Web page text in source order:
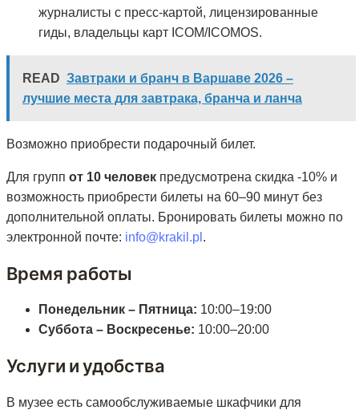
журналисты с пресс-картой, лицензированные
гиды, владельцы карт ICOM/ICOMOS.
READ Завтраки и бранч в Варшаве 2026 –
лучшие места для завтрака, бранча и ланча
Возможно приобрести подарочный билет.
Для групп от 10 человек предусмотрена скидка -10% и
возможность приобрести билеты на 60–90 минут без
дополнительной оплаты. Бронировать билеты можно по
электронной почте: info@krakil.pl .
Время работы
Понедельник – Пятница: 10:00–19:00
Суббота – Воскресенье: 10:00–20:00
Услуги и удобства
В музее есть самообслуживаемые шкафчики для